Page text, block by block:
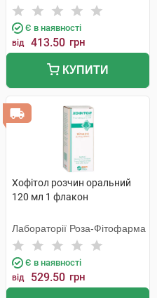
Є в наявності
від 413.50 грн
КУПИТИ
Хофітол розчин оральний
120 мл 1 флакон
Лабораторії Роза-Фітофарма
Є в наявності
від 529.50 грн